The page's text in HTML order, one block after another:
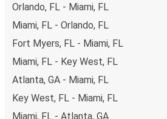
Orlando, FL - Miami, FL
Miami, FL - Orlando, FL
Fort Myers, FL - Miami, FL
Miami, FL - Key West, FL
Atlanta, GA - Miami, FL
Key West, FL - Miami, FL
Miami, FL - Atlanta, GA